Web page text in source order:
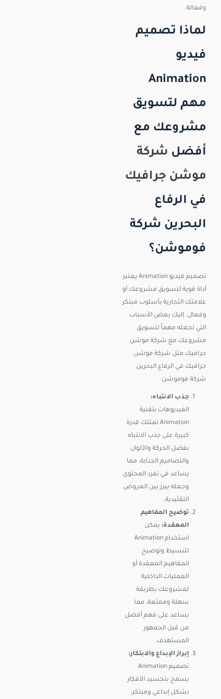
وفعالة.
لماذا تصميم
فيديو
Animation
مهم لتسويق
مشروعك مع
أفضل شركة
موشن جرافيك
في الرفاع
البحرين شركة
فوموشن؟
تصميم فيديو Animation يعتبر
أداة قوية لتسويق مشروعك أو
علامتك التجارية بأسلوب مبتكر
وفعال. إليك بعض الأسباب
التي تجعله مهماً لتسويق
مشروعك مع شركة موشن
جرافيك مثل شركة موشن
جرافيك في الرفاع البحرين
شركة فوموشن:
جذب الانتباه:
الفيديوهات بتقنية
Animation تمتلك قدرة
كبيرة على جذب الانتباه
بفضل الحركة والألوان
والتصاميم الجذابة، مما
يساعد في تفرد المحتوى
وجعله يبرز بين العروض
التقليدية.
توضيح المفاهيم
المعقدة: يمكن
استخدام Animation
لتبسيط وتوضيح
المفاهيم المعقدة أو
العمليات الداخلية
لمشروعك بطريقة
سهلة وممتعة، مما
يساعد على فهم أفضل
من قبل الجمهور
المستهدف.
إبراز الإبداع والابتكار:
تصميم Animation
يسمح بتجسيد الأفكار
بشكل إبداعي ومبتكر،